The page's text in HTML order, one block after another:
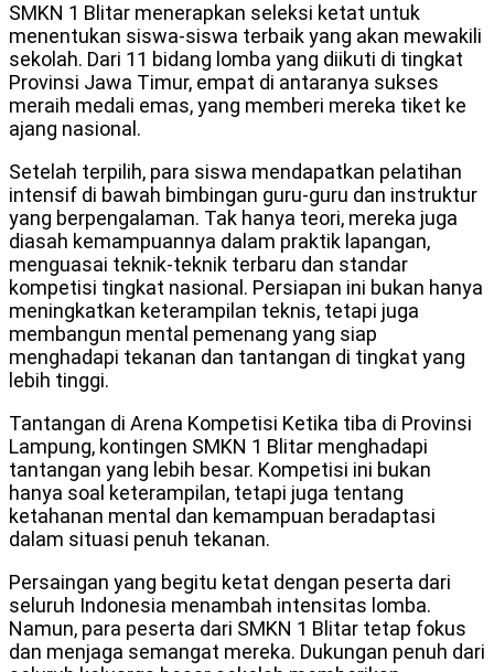
SMKN 1 Blitar menerapkan seleksi ketat untuk
menentukan siswa-siswa terbaik yang akan mewakili
sekolah. Dari 11 bidang lomba yang diikuti di tingkat
Provinsi Jawa Timur, empat di antaranya sukses
meraih medali emas, yang memberi mereka tiket ke
ajang nasional.
Setelah terpilih, para siswa mendapatkan pelatihan
intensif di bawah bimbingan guru-guru dan instruktur
yang berpengalaman. Tak hanya teori, mereka juga
diasah kemampuannya dalam praktik lapangan,
menguasai teknik-teknik terbaru dan standar
kompetisi tingkat nasional. Persiapan ini bukan hanya
meningkatkan keterampilan teknis, tetapi juga
membangun mental pemenang yang siap
menghadapi tekanan dan tantangan di tingkat yang
lebih tinggi.
Tantangan di Arena Kompetisi Ketika tiba di Provinsi
Lampung, kontingen SMKN 1 Blitar menghadapi
tantangan yang lebih besar. Kompetisi ini bukan
hanya soal keterampilan, tetapi juga tentang
ketahanan mental dan kemampuan beradaptasi
dalam situasi penuh tekanan.
Persaingan yang begitu ketat dengan peserta dari
seluruh Indonesia menambah intensitas lomba.
Namun, para peserta dari SMKN 1 Blitar tetap fokus
dan menjaga semangat mereka. Dukungan penuh dari